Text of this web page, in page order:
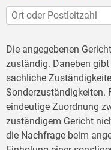
Die angegebenen
zuständig. Daneben
sachliche
Sonderzuständigkeiten.
eindeutige Zuordnung
zuständigem Gericht
die Nachfrage beim